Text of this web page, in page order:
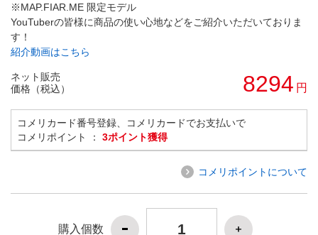
※MAP.FIAR.ME 限定モデル
YouTuberの皆様に商品の使い心地などをご紹介いただいておりま
す！
紹介動画はこちら
ネット販売
価格（税込）
8294 円
コメリカード番号登録、コメリカードでお支払いで
コメリポイント ： 3ポイント獲得
コメリポイントについて
購入個数